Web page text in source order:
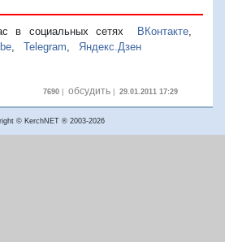
в социальных сетях ВКонтакте,
Telegram Яндекс.Дзен
7690| обсудить| 29.01.2011 17:29
© KerchNET ® 2003-2026